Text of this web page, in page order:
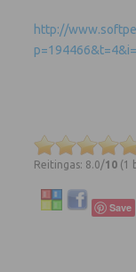
http://
Reitingas: 8.0/10 (1
Save